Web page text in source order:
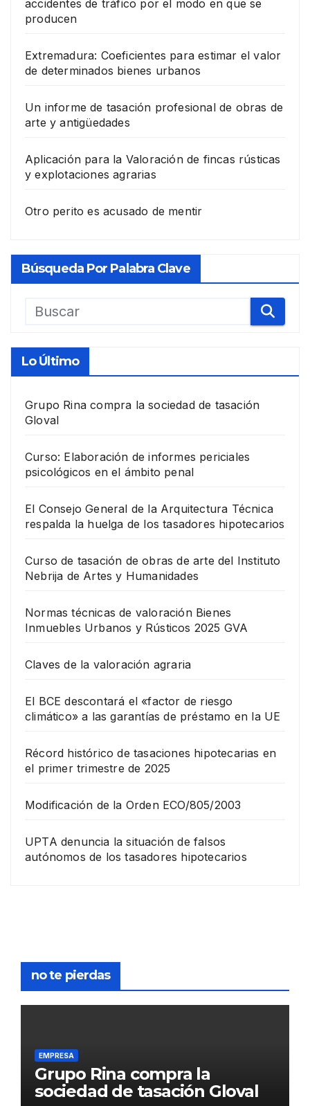
accidentes de tráfico por el modo en que se
producen
Extremadura: Coeficientes para estimar el valor
de determinados bienes urbanos
Un informe de tasación profesional de obras de
arte y antigüedades
Aplicación para la Valoración de fincas rústicas
y explotaciones agrarias
Otro perito es acusado de mentir
Búsqueda Por Palabra Clave
Lo Último
Grupo Rina compra la sociedad de tasación
Gloval
Curso: Elaboración de informes periciales
psicológicos en el ámbito penal
El Consejo General de la Arquitectura Técnica
respalda la huelga de los tasadores hipotecarios
Curso de tasación de obras de arte del Instituto
Nebrija de Artes y Humanidades
Normas técnicas de valoración Bienes
Inmuebles Urbanos y Rústicos 2025 GVA
Claves de la valoración agraria
El BCE descontará el «factor de riesgo
climático» a las garantías de préstamo en la UE
Récord histórico de tasaciones hipotecarias en
el primer trimestre de 2025
Modificación de la Orden ECO/805/2003
UPTA denuncia la situación de falsos
autónomos de los tasadores hipotecarios
no te pierdas
EMPRESA
Grupo Rina compra la
sociedad de tasación Gloval